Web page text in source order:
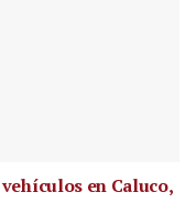
en Caluco,